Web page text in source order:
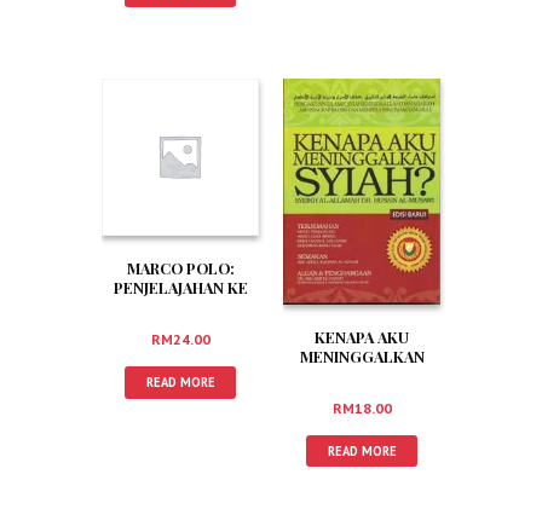
MARCO POLO:
PENJELAJAHAN KE
RM24.00
READ MORE
KENAPA AKU
MENINGGALKAN
RM18.00
READ MORE